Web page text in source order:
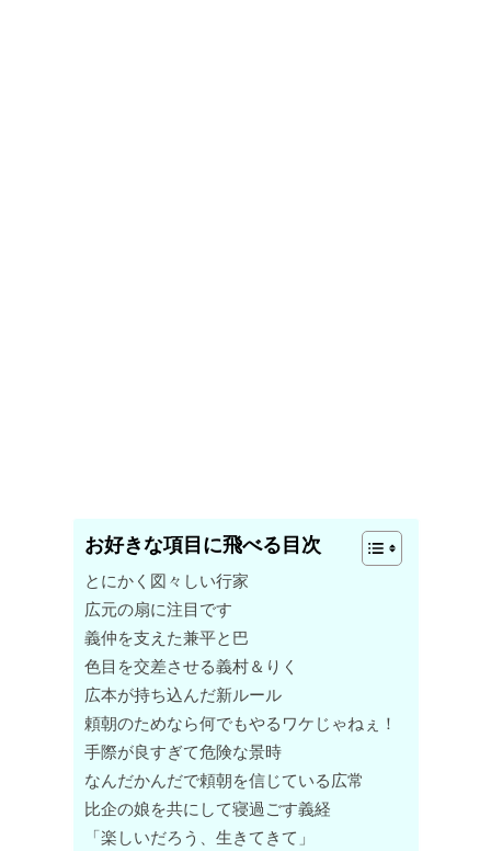
お好きな項目に飛べる目次
とにかく図々しい行家
広元の扇に注目です
義仲を支えた兼平と巴
色目を交差させる義村＆りく
広本が持ち込んだ新ルール
頼朝のためなら何でもやるワケじゃねぇ！
手際が良すぎて危険な景時
なんだかんだで頼朝を信じている広常
比企の娘を共にして寝過ごす義経
「楽しいだろう、生きてきて」